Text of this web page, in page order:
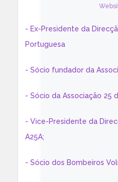
- Ex-Presidente da
Portuguesa
- Sócio fundador da
- Sócio da Associação 25
- Vice-Presidente da
A25A;
- Sócio dos Bombeiros